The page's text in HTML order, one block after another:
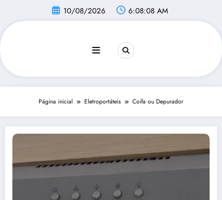
conteúdo
10/08/2026 6:08:09 AM
Página inicial Eletroportáteis Coifa ou Depurador